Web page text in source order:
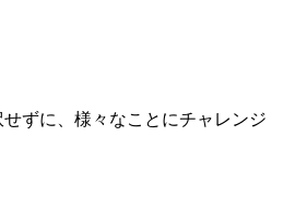
ずに、様々なことにチャレンジ